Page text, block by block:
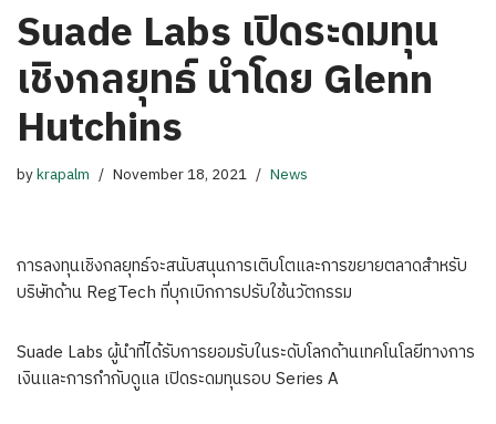
Suade Labs เปิดระดมทุน
เชิงกลยุทธ์ นำโดย Glenn
Hutchins
bykrapalm November 18, 2021 News
การลงทุนเชิงกลยุทธ์จะสนับสนุนการเติบโตและการขยายตลาดสำหรับ
บริษัทด้าน RegTech ที่บุกเบิกการปรับใช้นวัตกรรม
Suade Labs ผู้นำที่ได้รับการยอมรับในระดับโลกด้านเทคโนโลยีทางการ
เงินและการกำกับดูแล เปิดระดมทุนรอบ Series A